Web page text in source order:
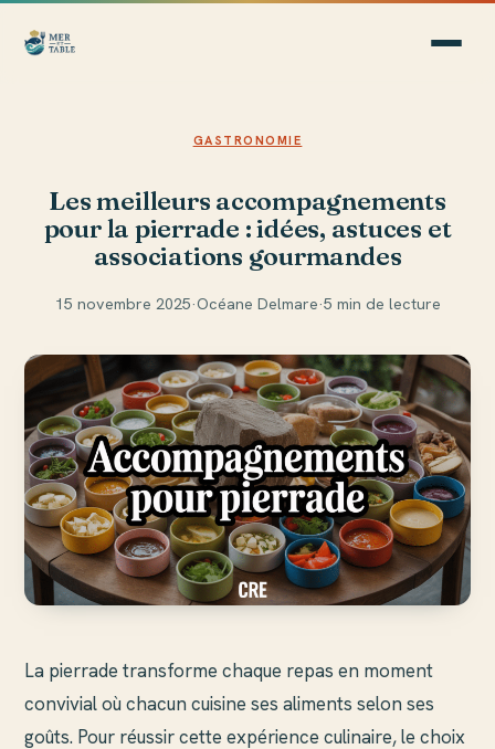
GASTRONOMIE
Les meilleurs accompagnements
pour la pierrade : idées, astuces et
associations gourmandes
15 novembre 2025·Océane Delmare·5 min de lecture
La pierrade transforme chaque repas en moment
convivial où chacun cuisine ses aliments selon ses
goûts. Pour réussir cette expérience culinaire, le choix